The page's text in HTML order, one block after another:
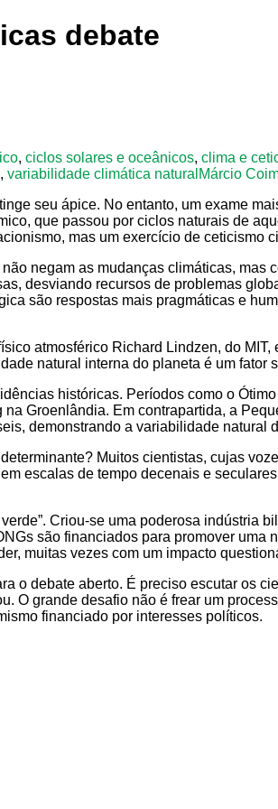
debate
, ciclos solares e oceânicos, clima e
, variabilidade climática natural Márcio
seu ápice. No entanto, um exame
que passou por ciclos naturais de
mas um exercício de ceticismo
negam as mudanças climáticas,
desviando recursos de problemas
são respostas mais pragmáticas e
atmosférico Richard Lindzen, do
natural interna do planeta é um fator
históricas. Períodos como o
Groenlândia. Em contrapartida, a
demonstrando a variabilidade natural
Muitos cientistas, cujas
escalas de tempo decenais e
Criou-se uma poderosa indústria
são financiados para promover
muitas vezes com um impacto
o debate aberto. É preciso escutar os
O grande desafio não é frear um
financiado por interesses políticos.